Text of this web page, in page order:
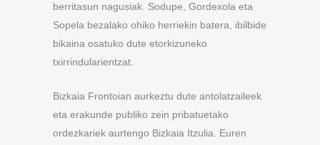
berritasun nagusiak. Sodupe, Gordexola eta
Sopela bezalako ohiko herriekin batera, ibilbide
bikaina osatuko dute etorkizuneko
txirrindularientzat.
Bizkaia Frontoian aurkeztu dute antolatzaileek
eta erakunde publiko zein pribatuetako
ordezkariek aurtengo Bizkaia Itzulia. Euren